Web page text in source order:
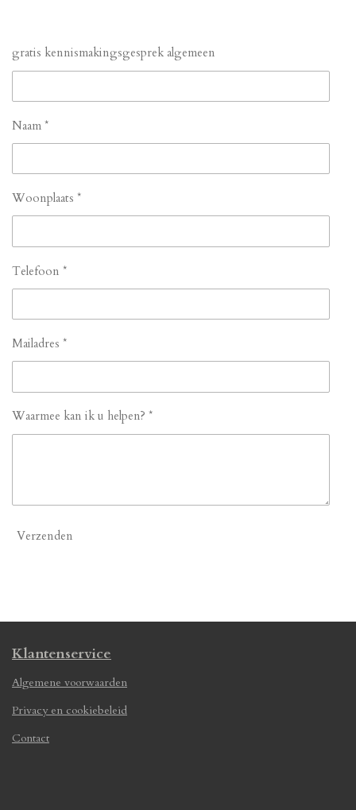
gratis kennismakingsgesprek algemeen
Naam *
Woonplaats *
Telefoon *
Mailadres *
Waarmee kan ik u helpen? *
Verzenden
Klantenservice
Algemene voorwaarden
Privacy en cookiebeleid
Contact